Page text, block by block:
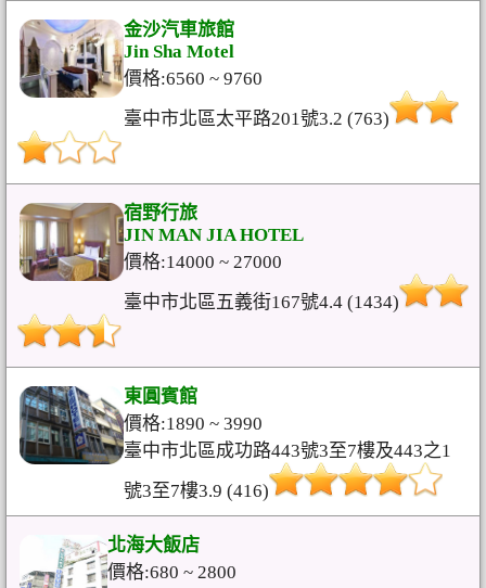
金沙汽車旅館
Jin Sha Motel
價格:6560 ~ 9760
臺中市北區太平路201號3.2 (763)
宿野行旅
JIN MAN JIA HOTEL
價格:14000 ~ 27000
臺中市北區五義街167號4.4 (1434)
東圓賓館
價格:1890 ~ 3990
臺中市北區成功路443號3至7樓及443之1
號3至7樓3.9 (416)
北海大飯店
價格:680 ~ 2800